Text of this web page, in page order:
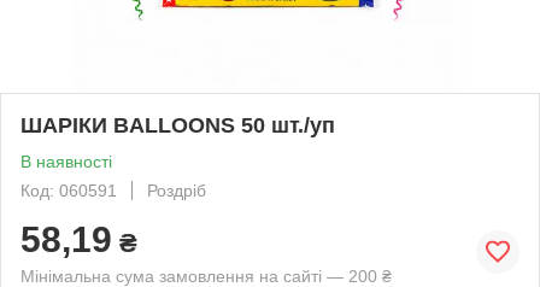
ШАРІКИ BALLOONS 50 шт./уп
В наявності
Код: 060591
Роздріб
58,19 ₴
Мінімальна сума замовлення на сайті — 200 ₴